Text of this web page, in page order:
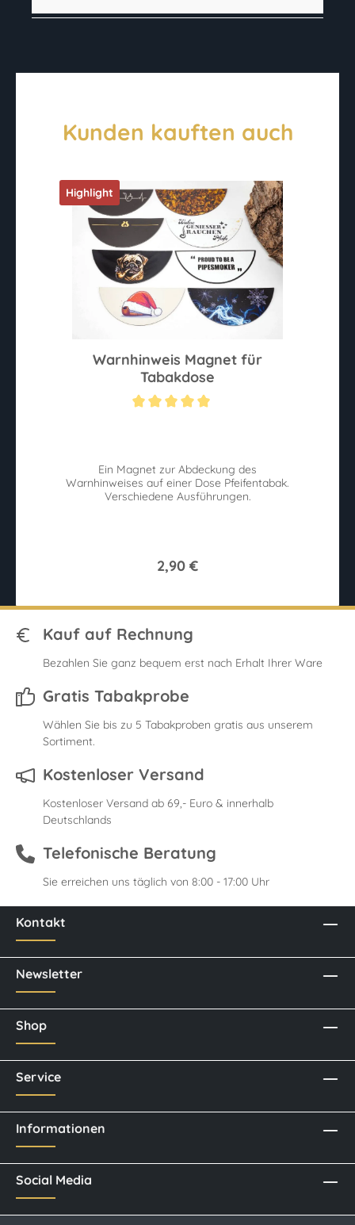
Kunden kauften auch
Highlight
Warnhinweis Magnet für
Tabakdose
Ein Magnet zur Abdeckung des
Warnhinweises auf einer Dose Pfeifentabak.
Verschiedene Ausführungen.
2,90 €
Kauf auf Rechnung
Bezahlen Sie ganz bequem erst nach Erhalt Ihrer Ware
Gratis Tabakprobe
Wählen Sie bis zu 5 Tabakproben gratis aus unserem
Sortiment.
Kostenloser Versand
Kostenloser Versand ab 69,- Euro & innerhalb
Deutschlands
Telefonische Beratung
Sie erreichen uns täglich von 8:00 - 17:00 Uhr
Kontakt
Newsletter
Social Media
Shop
Service
Informationen